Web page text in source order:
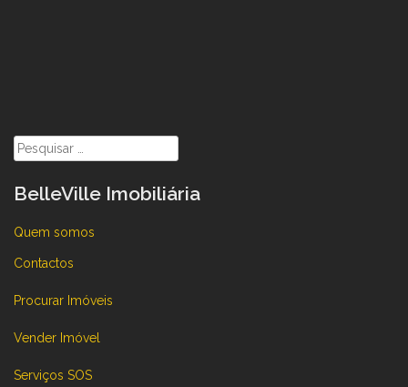
Pesquisar
por:
BelleVille Imobiliária
Quem somos
Contactos
Procurar Imóveis
Vender Imóvel
Serviços SOS